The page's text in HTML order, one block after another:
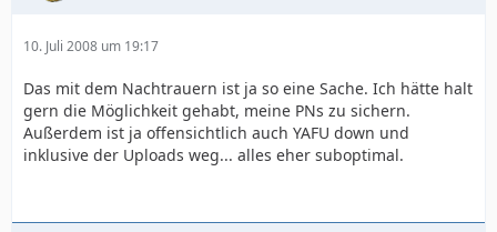
10. Juli 2008 um 19:17
Das mit dem Nachtrauern ist ja so eine Sache. Ich hätte halt
gern die Möglichkeit gehabt, meine PNs zu sichern.
Außerdem ist ja offensichtlich auch YAFU down und
inklusive der Uploads weg... alles eher suboptimal.